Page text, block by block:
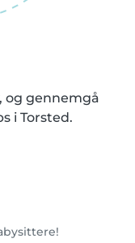
og gennemgå
i Torsted.